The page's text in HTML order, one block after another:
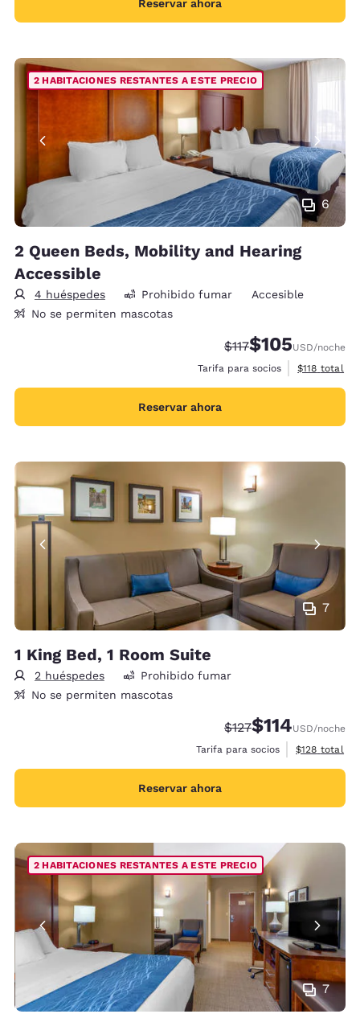
Reservar ahora
6
2 HABITACIONES RESTANTES A ESTE PRECIO
2 Queen Beds, Mobility and Hearing
Accessible
4 huéspedes Prohibido fumar
Accesible
No se permiten mascotas
Precio tachado:
$117Precio con
$105USD/noche
Tarifa para socios
Ver detalles
$118 total
Reservar ahora
7
1 King Bed, 1 Room Suite
2 huéspedes
Prohibido fumar
No se permiten mascotas
Precio tachado:
$127Precio con
$114USD/noche
Tarifa para socios
Ver detalles
$128 total
Reservar ahora
7
2 HABITACIONES RESTANTES A ESTE PRECIO